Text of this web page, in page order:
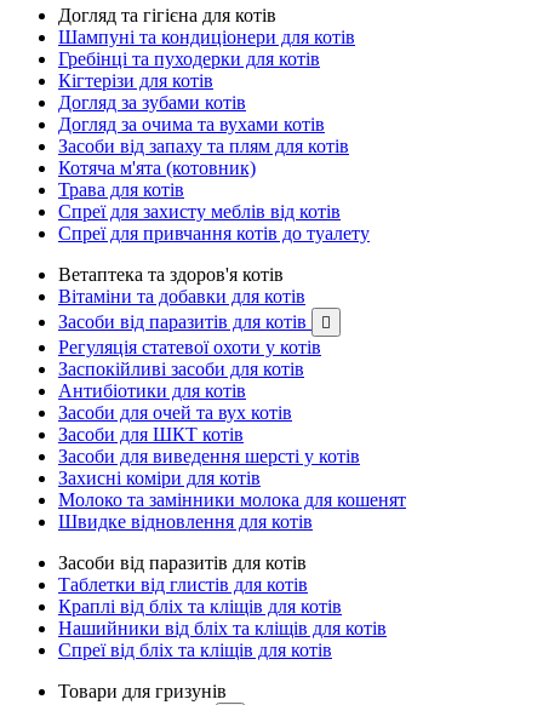
Догляд та гігієна для котів
Шампуні та кондиціонери для котів
Гребінці та пуходерки для котів
Кігтерізи для котів
Догляд за зубами котів
Догляд за очима та вухами котів
Засоби від запаху та плям для котів
Котяча м'ята (котовник)
Трава для котів
Спреї для захисту меблів від котів
Спреї для привчання котів до туалету
Ветаптека та здоров'я котів
Вітаміни та добавки для котів
Засоби від паразитів для котів

Регуляція статевої охоти у котів
Заспокійливі засоби для котів
Антибіотики для котів
Засоби для очей та вух котів
Засоби для ШКТ котів
Засоби для виведення шерсті у котів
Захисні коміри для котів
Молоко та замінники молока для кошенят
Швидке відновлення для котів
Засоби від паразитів для котів
Таблетки від глистів для котів
Краплі від бліх та кліщів для котів
Нашийники від бліх та кліщів для котів
Спреї від бліх та кліщів для котів
Товари для гризунів